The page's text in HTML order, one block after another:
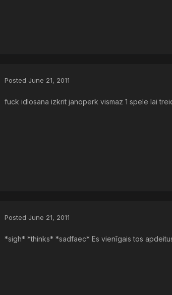
Posted June 21, 2011
fuck idlosana izkrit janoperk vismaz 1 spele lai
Posted June 21, 2011
*sigh* *thinks* *sadfaec* Es vienīgais tos